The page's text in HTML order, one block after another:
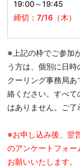
19:00～19:45
締切：7/16（木）
※上記の枠でご参加
う方は、個別に日
クーリング事務局あ
絡ください。すべ
はありません。ご了
※お申し込み後、翌
のアンケートフォー
お願いいたします。